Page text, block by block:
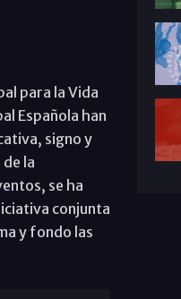
para la Vida
Española han
signo y
la
se ha
conjunta
y fondo las